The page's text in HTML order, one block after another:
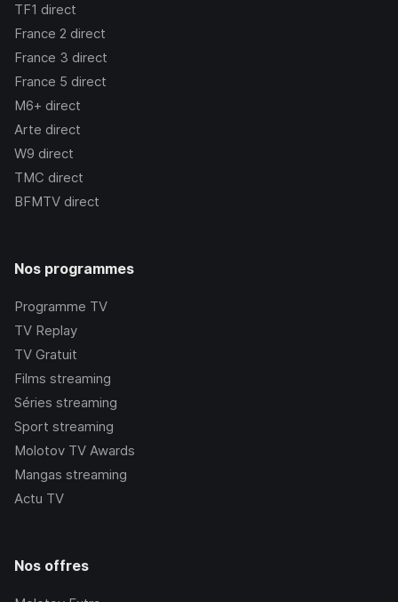
TF1 direct
France 2 direct
France 3 direct
France 5 direct
M6+ direct
Arte direct
W9 direct
TMC direct
BFMTV direct
Nos programmes
Programme TV
TV Replay
TV Gratuit
Films streaming
Séries streaming
Sport streaming
Molotov TV Awards
Mangas streaming
Actu TV
Nos offres